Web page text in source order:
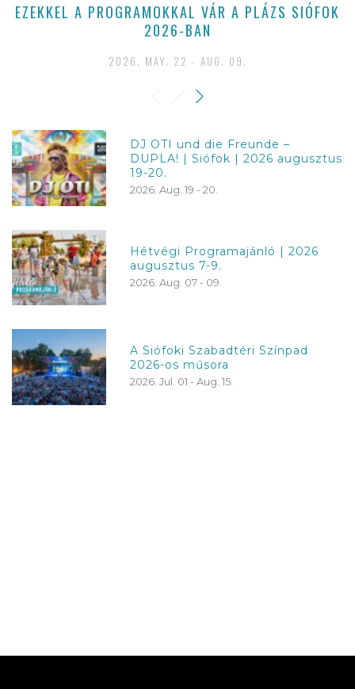
EZEKKEL A PROGRAMOKKAL VÁR A PLÁZS SIÓFOK
2026-BAN
2026. MAY. 22 - AUG. 09.
DJ OTI und die Freunde –
DUPLA! | Siófok | 2026 augusztus
19-20.
2026. Aug. 19 - 20.
Hétvégi Programajánló | 2026
augusztus 7-9.
2026. Aug. 07 - 09.
A Siófoki Szabadtéri Színpad
2026-os műsora
2026. Jul. 01 - Aug. 15.